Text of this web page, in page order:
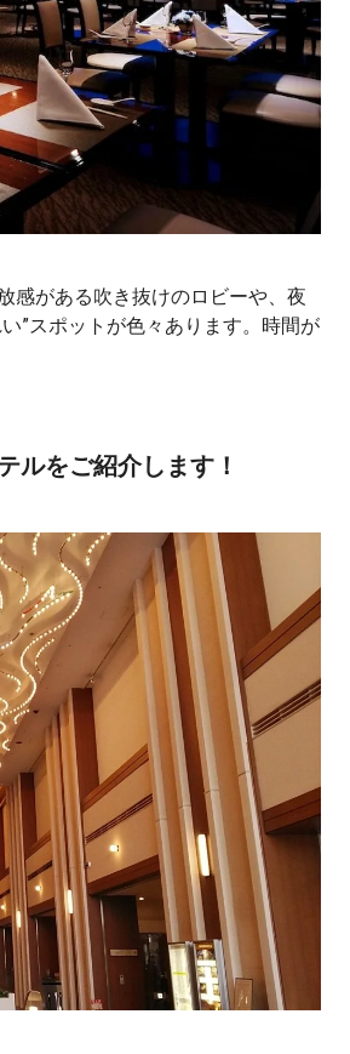
感がある吹き抜けのロビーや、夜
”スポットが色々あります。時間が
ルをご紹介します！